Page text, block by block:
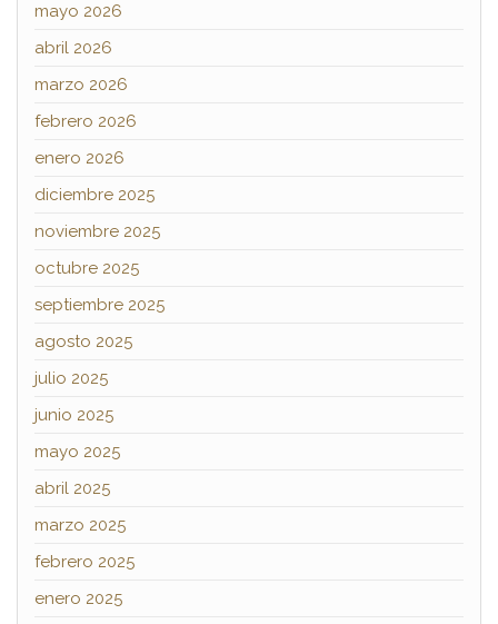
mayo 2026
abril 2026
marzo 2026
febrero 2026
enero 2026
diciembre 2025
noviembre 2025
octubre 2025
septiembre 2025
agosto 2025
julio 2025
junio 2025
mayo 2025
abril 2025
marzo 2025
febrero 2025
enero 2025